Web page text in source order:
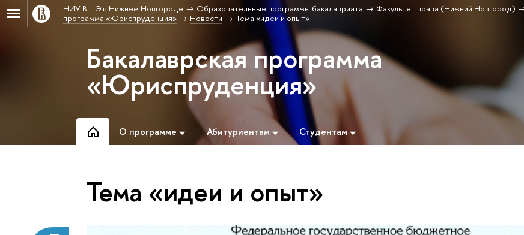
НИУ ВШЭ в Нижнем Новгороде Образовательные программы бакалавриата Факультет права (Нижний Новгород)
программа «Юриспруденция»
Новости Тема «идеи и опыт»
Бакалаврская программа
«Юриспруденция»
О программе Абитуриентам Студентам
Тема «идеи и опыт»